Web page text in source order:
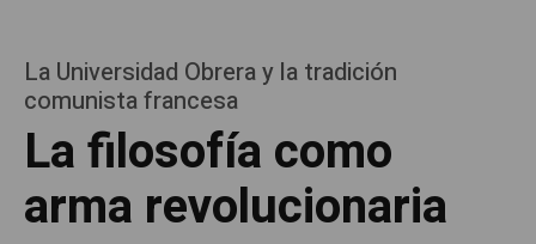
La Universidad Obrera y la tradición
comunista francesa
La filosofía como
arma revolucionaria